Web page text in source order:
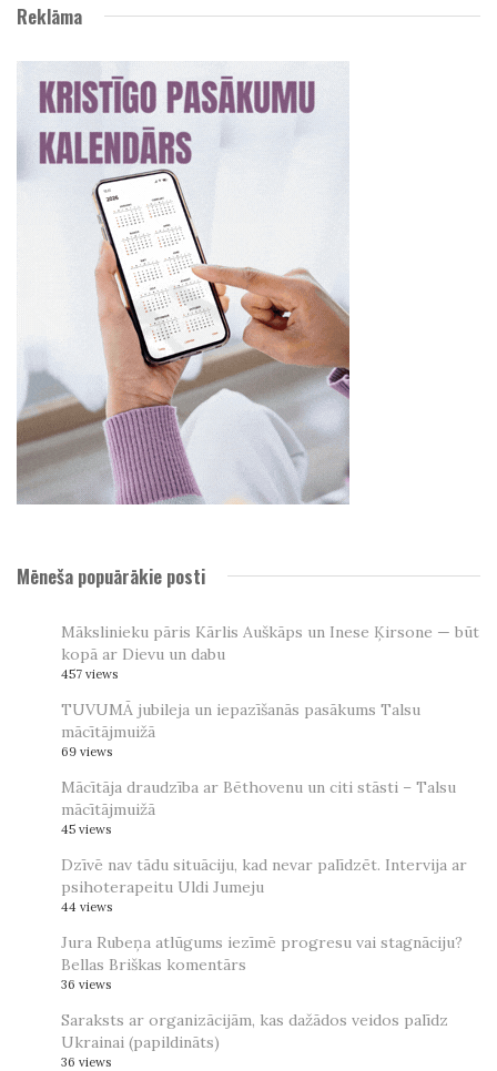
Reklāma
Mēneša popuārākie posti
Mākslinieku pāris Kārlis Auškāps un Inese Ķirsone — būt
kopā ar Dievu un dabu
457 views
TUVUMĀ jubileja un iepazīšanās pasākums Talsu
mācītājmuižā
69 views
Mācītāja draudzība ar Bēthovenu un citi stāsti – Talsu
mācītājmuižā
45 views
Dzīvē nav tādu situāciju, kad nevar palīdzēt. Intervija ar
psihoterapeitu Uldi Jumeju
44 views
Jura Rubeņa atlūgums iezīmē progresu vai stagnāciju?
Bellas Briškas komentārs
36 views
Saraksts ar organizācijām, kas dažādos veidos palīdz
Ukrainai (papildināts)
36 views